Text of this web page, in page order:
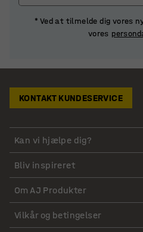
* Ved at tilmelde dig vores
vores
KONTAKT KUNDESERVICE
Kan vi hjælpe dig?
Bliv inspireret
Om AJ Produkter
Vilkår og betingelser